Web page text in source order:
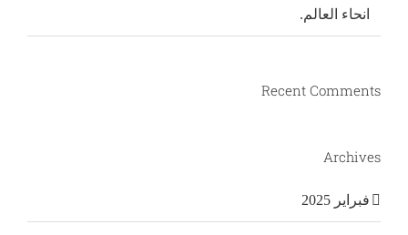
انحاء العالم.
Recent Comments
Archives
فبراير 2025